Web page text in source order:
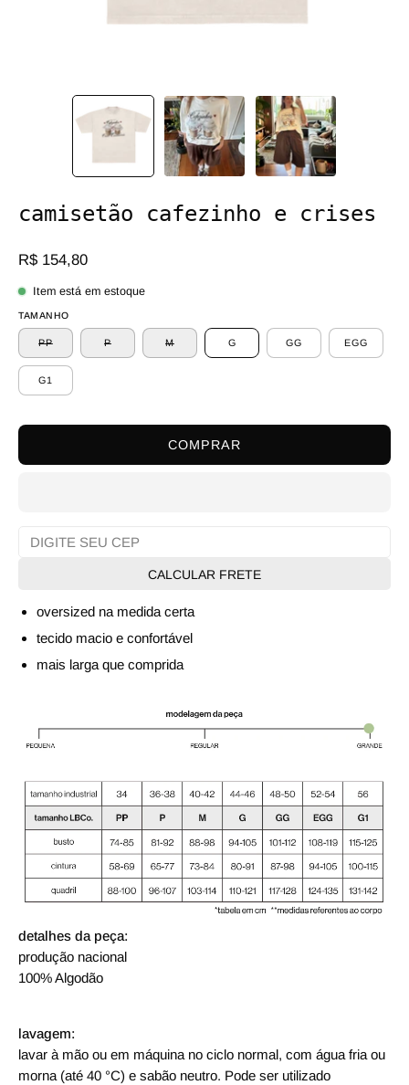
camisetão cafezinho e crises
R$ 154,80
Item está em estoque
TAMANHO
PP P M G GG EGG
G1
COMPRAR
CALCULAR FRETE
oversized na medida certa
tecido macio e confortável
mais larga que comprida
detalhes da peça:
produção nacional
100% Algodão
lavagem:
lavar à mão ou em máquina no ciclo normal, com água fria ou
morna (até 40 °C) e sabão neutro. Pode ser utilizado